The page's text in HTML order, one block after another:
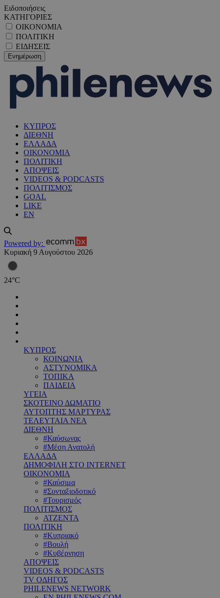
Ειδοποιήσεις
ΚΑΤΗΓΟΡΙΕΣ
ΟΙΚΟΝΟΜΙΑ
ΠΟΛΙΤΙΚΗ
ΕΙΔΗΣΕΙΣ
ΚΥΠΡΟΣ
ΔΙΕΘΝΗ
ΕΛΛΑΔΑ
ΟΙΚΟΝΟΜΙΑ
ΠΟΛΙΤΙΚΗ
ΑΠΟΨΕΙΣ
VIDEOS & PODCASTS
ΠΟΛΙΤΙΣΜΟΣ
GOAL
LIKE
EN
Powered by:
Κυριακή 9 Αυγούστου 2026
24°C
ΚΥΠΡΟΣ
ΚΟΙΝΩΝΙΑ
ΑΣΤΥΝΟΜΙΚΑ
ΤΟΠΙΚΑ
ΠΑΙΔΕΙΑ
ΥΓΕΙΑ
ΣΚΟΤΕΙΝΟ ΔΩΜΑΤΙΟ
ΑΥΤΟΠΤΗΣ ΜΑΡΤΥΡΑΣ
ΤΕΛΕΥΤΑΙΑ ΝΕΑ
ΔΙΕΘΝΗ
#Καύσωνας
#Μέση Ανατολή
ΕΛΛΑΔΑ
ΔΗΜΟΦΙΛΗ ΣΤΟ INTERNET
ΟΙΚΟΝΟΜΙΑ
#Καύσιμα
#Συνταξιοδοτικό
#Τουρισμός
ΠΟΛΙΤΙΣΜΟΣ
ΑΤΖΕΝΤΑ
ΠΟΛΙΤΙΚΗ
#Κυπριακό
#Βουλή
#Κυβέρνηση
ΑΠΟΨΕΙΣ
VIDEOS & PODCASTS
TV ΟΔΗΓΟΣ
PHILENEWS NETWORK